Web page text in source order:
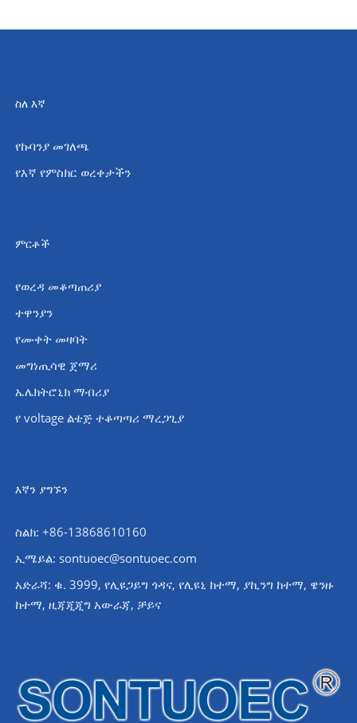
ስለ እኛ
የኩባንያ መገለጫ
የእኛ የምስክር ወረቀታችን
ምርቶች
የወረዳ መቆጣጠሪያ
ተዋንያን
የሙቀት መዛባት
መግነጢሳዊ ጀማሪ
ኤሌክትሮኒክ ማብሪያ
የ voltage ልቴጅ ተቆጣጣሪ ማረጋጊያ
እኛን ያግኙን
ስልክ: +86-13868610160
ኢሜይል: sontuoec@sontuoec.com
አድራሻ: ቁ. 3999, የሊዩጋይግ ጎዳና, የሊዩኒ ከተማ, ያኪንግ ከተማ, ዌንዙ
ከተማ, ዚጃጂጂግ አውራጃ, ቻይና